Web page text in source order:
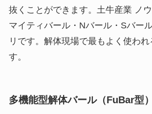
抜くことができます。土牛産業 ノ
マイティバール・Nバール・Sバー
リです。解体現場で最もよく使わ
す。
多機能型解体バール（FuBar型）